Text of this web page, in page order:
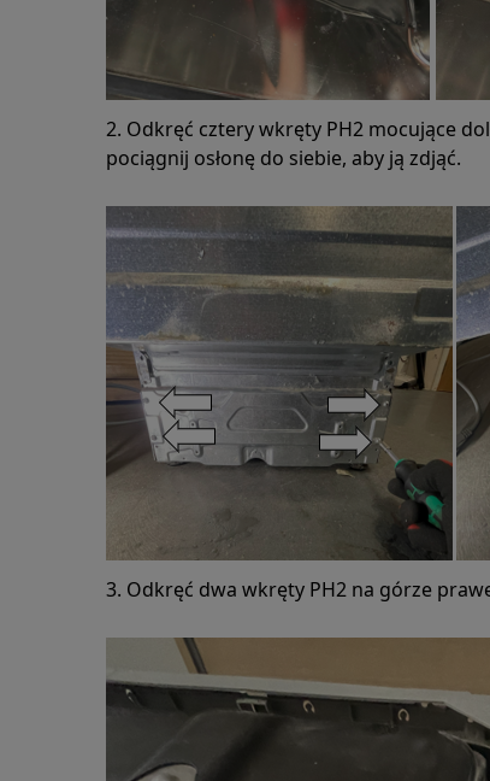
2. Odkręć cztery wkręty PH2 mocujące
pociągnij osłonę do siebie, aby ją zdjąć.
3. Odkręć dwa wkręty PH2 na górze